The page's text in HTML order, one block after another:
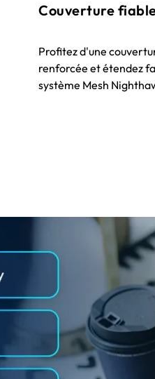
Couverture
Profitez d'une
renforcée et étendez
système Mesh